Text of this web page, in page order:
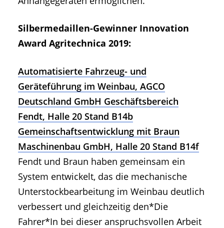
Silbermedaillen-Gewinner Innovation
Award Agritechnica 2019:
Automatisierte Fahrzeug- und
Geräteführung im Weinbau, AGCO
Deutschland GmbH Geschäftsbereich
Fendt, Halle 20 Stand B14b
Gemeinschaftsentwicklung mit Braun
Maschinenbau GmbH, Halle 20 Stand B14f
Fendt und Braun haben gemeinsam ein
System entwickelt, das die mechanische
Unterstockbearbeitung im Weinbau deutlich
verbessert und gleichzeitig den*Die
Fahrer*In bei dieser anspruchsvollen Arbeit